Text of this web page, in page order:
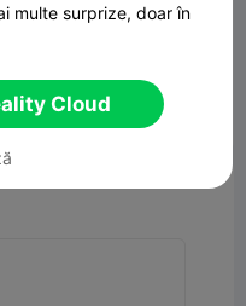
 2
multe surprize, doar în
Cloud